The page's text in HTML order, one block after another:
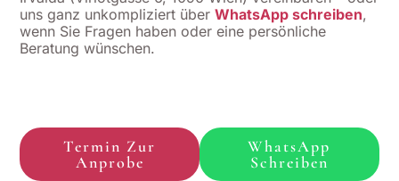
uns ganz unkompliziert überWhatsApp schreiben,
wenn Sie Fragen haben oder eine persönliche
Beratung wünschen.
Termin Zur
Anprobe
WhatsApp
Schreiben